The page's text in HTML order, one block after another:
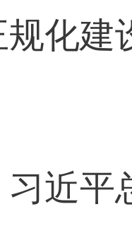
化建
习近平